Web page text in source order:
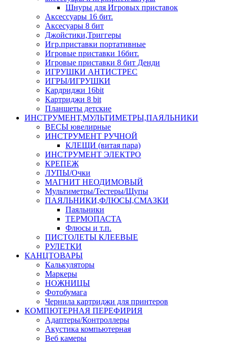
Шнуры для Игровых приставок
Аксессуары 16 бит.
Аксесуары 8 бит
Джойстики,Триггеры
Игр.приставки портативные
Игровые приставки 16бит.
Игровые приставки 8 бит Денди
ИГРУШКИ АНТИСТРЕС
ИГРЫ/ИГРУШКИ
Кардриджи 16bit
Картриджи 8 bit
Планшеты детские
ИНСТРУМЕНТ,МУЛЬТИМЕТРЫ,ПАЯЛЬНИКИ
ВЕСЫ ювелирные
ИНСТРУМЕНТ РУЧНОЙ
КЛЕЩИ (витая пара)
ИНСТРУМЕНТ ЭЛЕКТРО
КРЕПЕЖ
ЛУПЫ/Очки
МАГНИТ НЕОДИМОВЫЙ
Мультиметры/Тестеры/Щупы
ПАЯЛЬНИКИ,ФЛЮСЫ,СМАЗКИ
Паяльники
ТЕРМОПАСТА
Флюсы и т.п.
ПИСТОЛЕТЫ КЛЕЕВЫЕ
РУЛЕТКИ
КАНЦТОВАРЫ
Калькуляторы
Маркеры
НОЖНИЦЫ
Фотобумага
Чернила картриджи для принтеров
КОМПЮТЕРНАЯ ПЕРЕФИРИЯ
Адаптеры/Контроллеры
Акустика компьютерная
Веб камеры